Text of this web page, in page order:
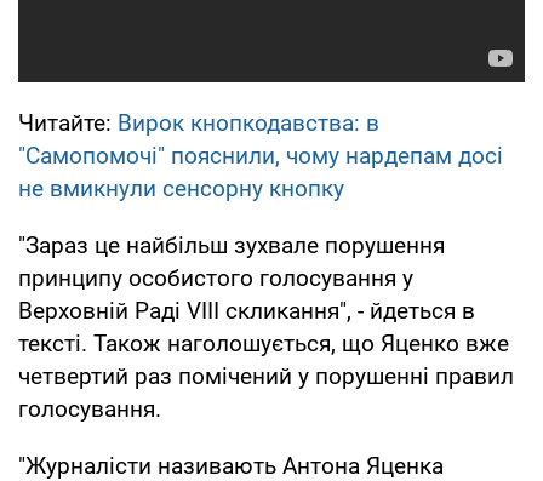
Читайте: Вирок кнопкодавства: в
"Самопомочі" пояснили, чому нардепам досі
не вмикнули сенсорну кнопку
"Зараз це найбільш зухвале порушення
принципу особистого голосування у
Верховній Раді VIII скликання", - йдеться в
тексті. Також наголошується, що Яценко вже
четвертий раз помічений у порушенні правил
голосування.
"Журналісти називають Антона Яценка